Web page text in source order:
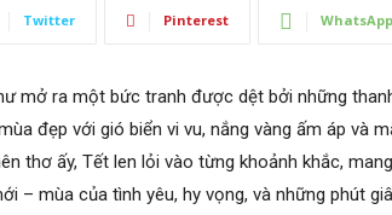
Twitter Pinterest WhatsApp
mở ra một bức tranh được dệt bởi những
đẹp với gió biển vi vu, nắng vàng ấm áp và
thơ ấy, Tết len lỏi vào từng khoảnh khắc,
– mùa của tình yêu, hy vọng, và những phút